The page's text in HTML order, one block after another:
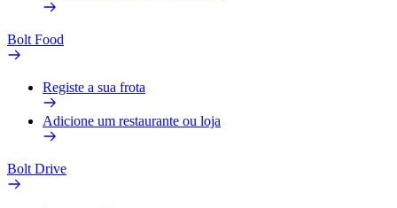
Bolt Food
Registe a sua frota
Adicione um restaurante ou loja
Bolt Drive